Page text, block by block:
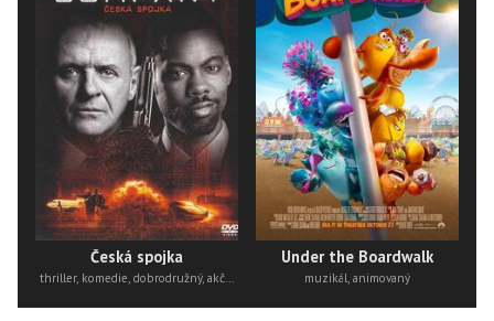
Česká spojka
thriller, komedie, dobrodružný, akční
Under the Boardwalk
muzikál, animovaný